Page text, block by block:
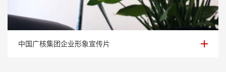
中国广核集团企业形象宣传片
中国广核集团企业形象宣传片